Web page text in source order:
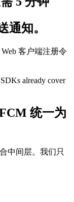
通知。
客户端注册令
already cover
统一为
中间层。我们只